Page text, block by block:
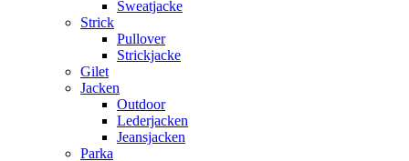
Sweatjacke
Strick
Pullover
Strickjacke
Gilet
Jacken
Outdoor
Lederjacken
Jeansjacken
Parka